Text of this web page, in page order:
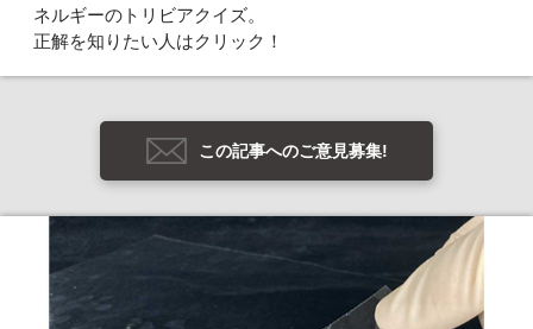
ネルギーのトリビアクイズ。
正解を知りたい人はクリック！
この記事へのご意見募集!